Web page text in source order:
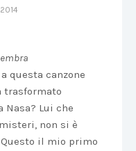
questa canzone
trasformato
Nasa? Lui che
non si è
il mio primo